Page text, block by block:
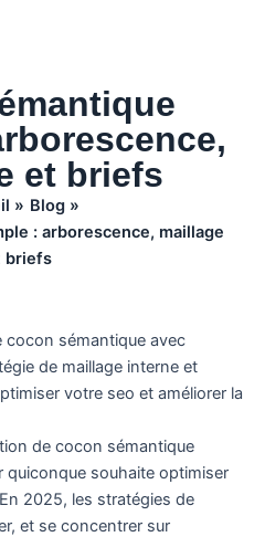
et briefs
Blog
: arborescence, maillage
briefs
de cocon sémantique
souhaite optimiser
2025, les stratégies de
et se concentrer sur